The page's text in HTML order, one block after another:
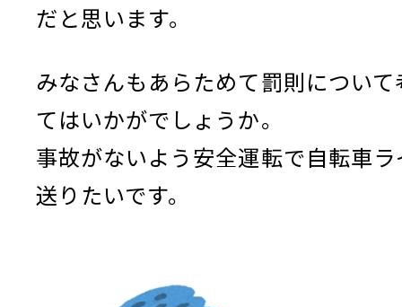
だと思います。
みなさんもあらためて罰則につい
てはいかがでしょうか。
事故がないよう安全運転で自転車
送りたいです。